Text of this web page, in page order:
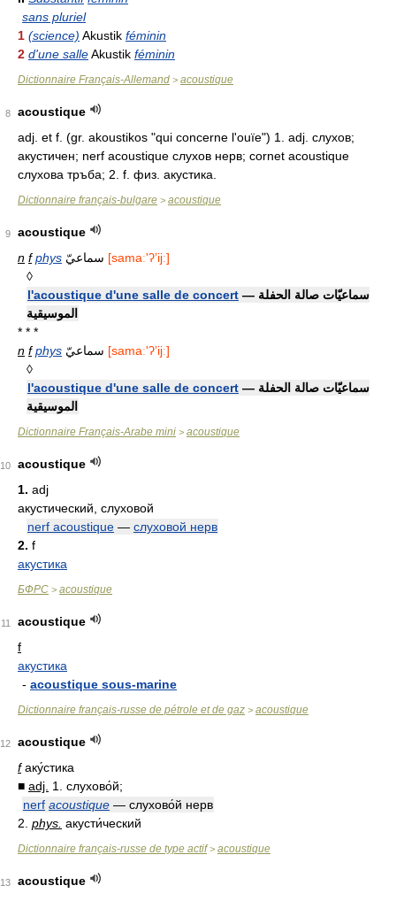
sans pluriel
1 (science) Akustik féminin
2 d'une salleAkustik féminin
Dictionnaire Français-Allemand > acoustique
8
acoustique
adj. et f. (gr. akoustikos "qui concerne l'ouïe") 1. adj. слухов;
акустичен; nerf acoustique слухов нерв; cornet acoustique
слухова тръба; 2. f. физ. акустика.
Dictionnaire français-bulgare > acoustique
9
acoustique
n f phys
[samaː'ʔʼijː]
◊
l'acoustique d'une salle de concert — سماعيّات صالة الحفلة
الموسيقية
* * *
n f phys
[samaː'ʔʼijː]
◊
l'acoustique d'une salle de concert — سماعيّات صالة الحفلة
الموسيقية
Dictionnaire Français-Arabe mini > acoustique
10
acoustique
1. adj
акустический, слуховой
nerf acoustique — слуховой нерв
2. f
акустика
БФРС > acoustique
11
acoustique
f
акустика
- acoustique sous-marine
Dictionnaire français-russe de pétrole et de gaz > acoustique
12
acoustique
fаку́стика
■ adj. 1. слухово́й;
nerf acoustique — слухово́й нерв
2. phys. акусти́ческий
Dictionnaire français-russe de type actif> acoustique
13
acoustique